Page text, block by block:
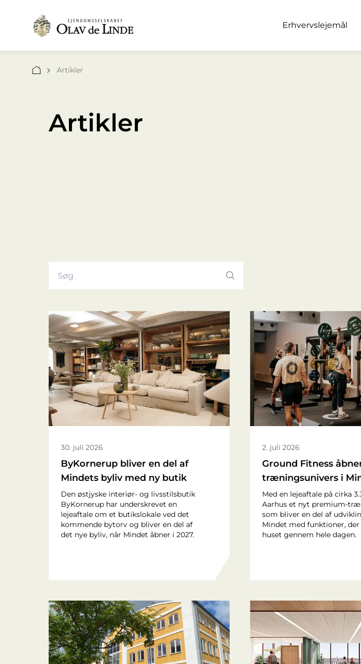
Erhvervslejemål
Artikler
Artikler
30. juli 2026
ByKornerup bliver en del af
Mindets byliv med ny butik
Den østjyske interiør- og livsstilsbutik
ByKornerup har underskrevet en
lejeaftale om et butikslokale ved det
kommende bytorv og bliver en del af
det nye byliv, når Mindet åbner i 2027.
2. juli 2026
Ground Fitness
træningsunivers i
Med en lejeaftale på cirka
Aarhus et nyt premium-
som bliver en del af
Mindet med funktioner, der
huset gennem hele dagen.